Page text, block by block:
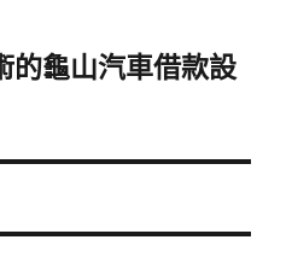
的龜山汽車借款設